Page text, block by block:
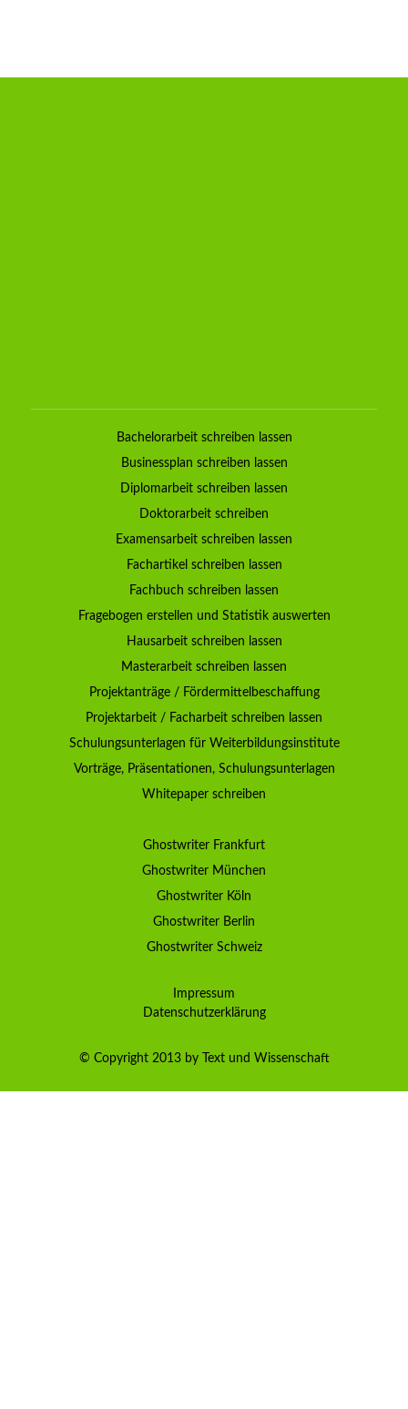
Bachelorarbeit schreiben lassen
Businessplan schreiben lassen
Diplomarbeit schreiben lassen
Doktorarbeit schreiben
Examensarbeit schreiben lassen
Fachartikel schreiben lassen
Fachbuch schreiben lassen
Fragebogen erstellen und Statistik auswerten
Hausarbeit schreiben lassen
Masterarbeit schreiben lassen
Projektanträge / Fördermittelbeschaffung
Projektarbeit / Facharbeit schreiben lassen
Schulungsunterlagen für Weiterbildungsinstitute
Vorträge, Präsentationen, Schulungsunterlagen
Whitepaper schreiben
Ghostwriter Frankfurt
Ghostwriter München
Ghostwriter Köln
Ghostwriter Berlin
Ghostwriter Schweiz
Impressum
Datenschutzerklärung
© Copyright 2013 by Text und Wissenschaft